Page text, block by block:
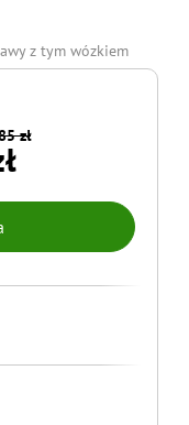
z tym wózkiem
zł